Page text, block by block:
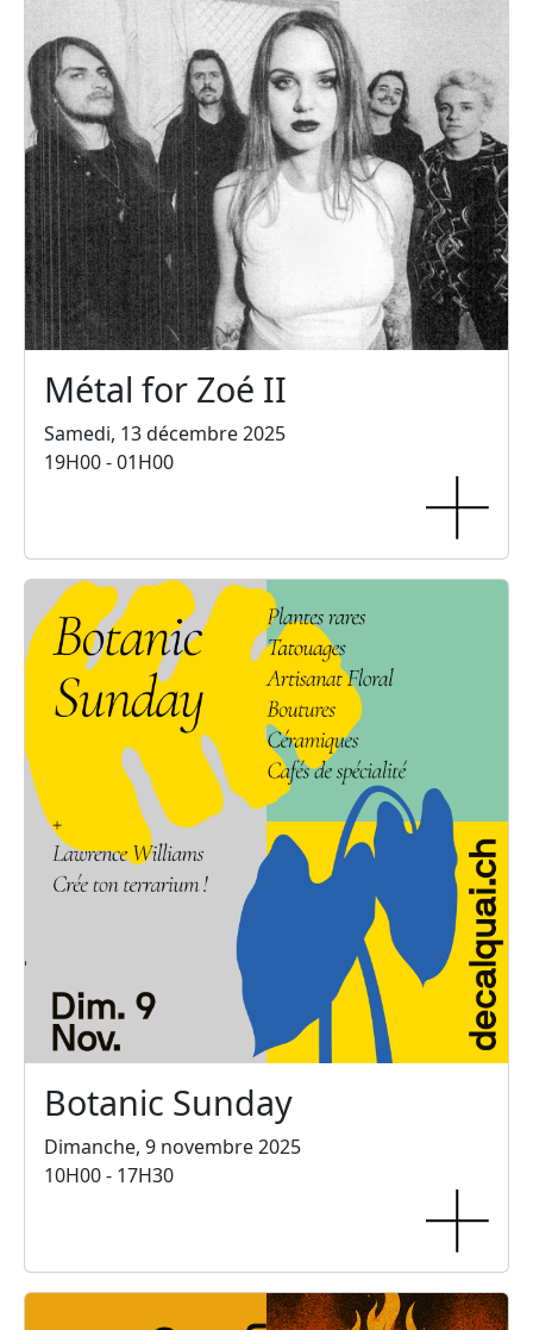
Métal for Zoé II
Samedi, 13 décembre 2025
19H00 - 01H00
Botanic Sunday
Dimanche, 9 novembre 2025
10H00 - 17H30